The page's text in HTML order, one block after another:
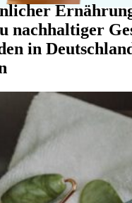
nachhaltiger
in